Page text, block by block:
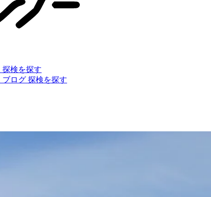
探検を探す
ブログ 探検を探す